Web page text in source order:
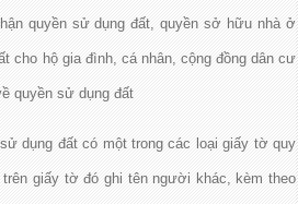
quyền sử dụng đất, quyền sở hữu nhà ở
cho hộ gia đình, cá nhân, cộng đồng dân cư
quyền sử dụng đất
dụng đất có một trong các loại giấy tờ quy
giấy tờ đó ghi tên người khác, kèm theo